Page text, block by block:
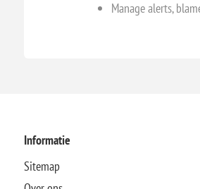
Manage alerts,
Informatie
Sitemap